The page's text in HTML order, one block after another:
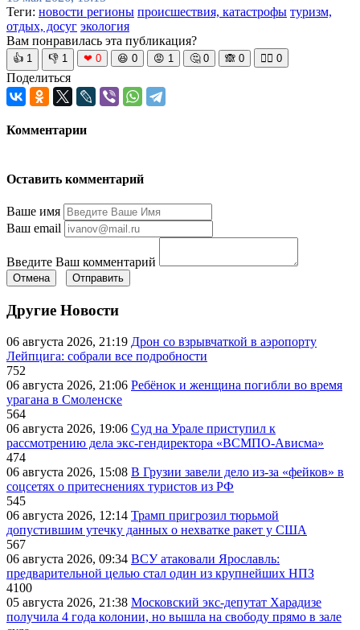
Теги: новости регионы происшествия, катастрофы туризм,
отдых, досуг экология
Вам понравилась эта публикация?
👍 1 👎 1 ❤ 0 😆 0 😡 1 🤔 0 🙈 0 🧘‍♀️ 0
Поделиться
Комментарии
Оставить комментарий
Ваше имя
Ваш email
Введите Ваш комментарий
Отмена Отправить
Другие Новости
06 августа 2026, 21:19 Дрон со взрывчаткой в аэропорту
Лейпцига: собрали все подробности
752
06 августа 2026, 21:06 Ребёнок и женщина погибли во время
урагана в Смоленске
564
06 августа 2026, 19:06 Суд на Урале приступил к
рассмотрению дела экс-гендиректора «ВСМПО-Ависма»
474
06 августа 2026, 15:08 В Грузии завели дело из-за «фейков» в
соцсетях о притеснениях туристов из РФ
545
06 августа 2026, 12:14 Трамп пригрозил тюрьмой
допустившим утечку данных о нехватке ракет у США
567
06 августа 2026, 09:34 ВСУ атаковали Ярославль:
предварительной целью стал один из крупнейших НПЗ
4100
05 августа 2026, 21:38 Московский экс-депутат Харадизе
получила 4 года колонии, но вышла на свободу прямо в зале